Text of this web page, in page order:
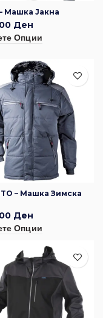
Машка Јакна
Ден
Опции
– Машка Зимска
Ден
Опции